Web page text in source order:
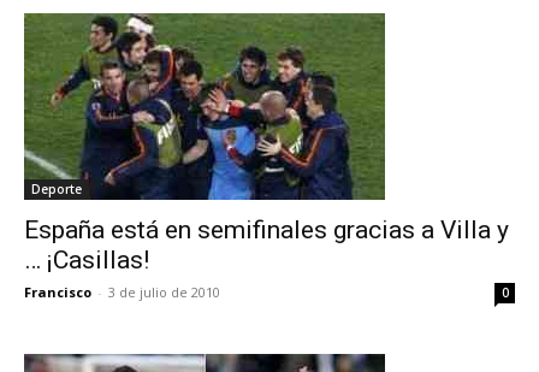
Deporte
España está en semifinales gracias a Villa y
… ¡Casillas!
Francisco - 3 de julio de 2010 0